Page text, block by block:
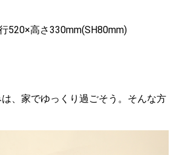
520×高さ330mm(SH80mm)
、家でゆっくり過ごそう。そんな方